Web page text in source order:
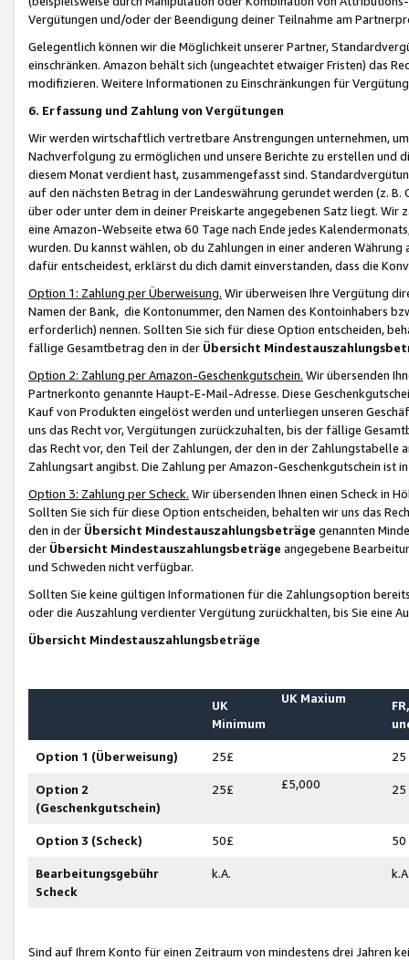
Vergütungen und/oder der Beendigung deiner Teilnahme am
Gelegentlich können wir die Möglichkeit unserer Partner,
einschränken. Amazon behält sich (ungeachtet etwaiger Fristen) das
modifizieren. Weitere Informationen zu Einschränkungen für
6. Erfassung und Zahlung von Vergütungen
Wir werden wirtschaftlich vertretbare Anstrengungen unternehmen,
Nachverfolgung zu ermöglichen und unsere Berichte zu erstellen und
diesem Monat verdient hast, zusammengefasst sind.
auf den nächsten Betrag in der Landeswährung gerundet werden (z.
über oder unter dem in deiner Preiskarte angegebenen Satz liegt.
eine Amazon-Webseite etwa 60 Tage nach Ende jedes
wurden. Du kannst wählen, ob du Zahlungen in einer anderen
dafür entscheidest, erklärst du dich damit einverstanden, dass die
Option 1: Zahlung per Überweisung. Wir überweisen Ihre Vergütung
Namen der Bank, die Kontonummer, den Namen des Kontoinhabers
erforderlich) nennen. Sollten Sie sich für diese Option entscheiden,
fällige Gesamtbetrag den in der Übersicht
Option 2: Zahlung per Amazon-Geschenkgutschein. Wir übersenden
Partnerkonto genannte Haupt-E-Mail-Adresse. Diese
Kauf von Produkten eingelöst werden und unterliegen unseren
uns das Recht vor, Vergütungen zurückzuhalten, bis der fällige
das Recht vor, den Teil der Zahlungen, der den in der
Zahlungsart angibst. Die Zahlung per Amazon-Geschenkgutschein ist
Option 3: Zahlung per Scheck. Wir übersenden Ihnen einen Scheck in
Sollten Sie sich für diese Option entscheiden, behalten wir uns das
den in der Übersicht Mindestauszahlungsbeträge genannten
der Übersicht Mindestauszahlungsbeträge angegebene
und Schweden nicht verfügbar.
Sollten Sie keine gültigen Informationen für die Zahlungsoption
oder die Auszahlung verdienter Vergütung zurückhalten, bis Sie
Übersicht Mindestauszahlungsbeträge
UK
Minimum
UK Maxium
Option 1 (Überweisung) 25£ 25
Option 2
(Geschenkgutschein)
25£ £5,000 25
Option 3 (Scheck) 50£ 50
Bearbeitungsgebühr
Scheck
k.A.
Sind auf Ihrem Konto für einen Zeitraum von mindestens drei Jahren